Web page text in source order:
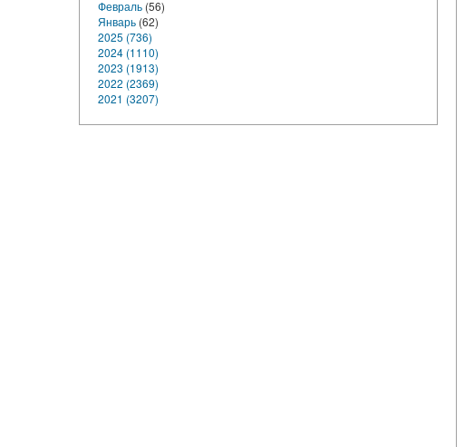
Февраль (56)
Январь (62)
2025 (736)
2024 (1110)
2023 (1913)
2022 (2369)
2021 (3207)